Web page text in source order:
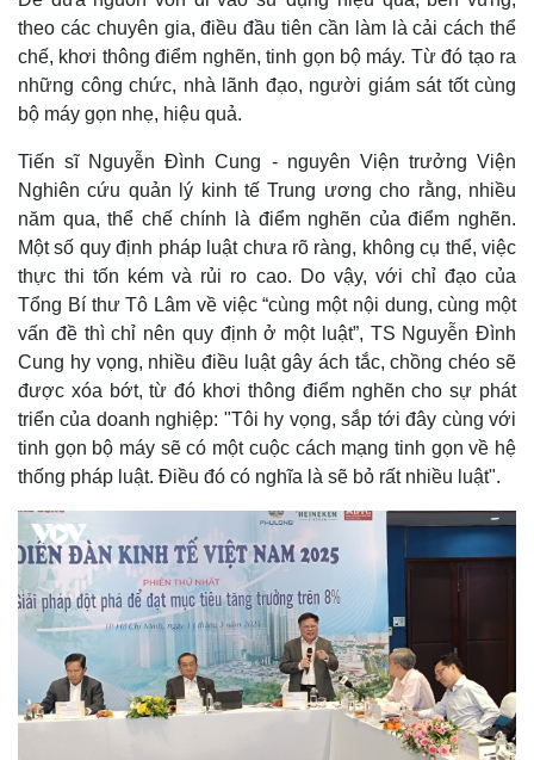
Pháp luật
Quân sự - Quốc phòng
theo các chuyên gia, điều đầu tiên cần làm là cải cách thể
chế, khơi thông điểm nghẽn, tinh gọn bộ máy. Từ đó tạo ra
những công chức, nhà lãnh đạo, người giám sát tốt cùng
bộ máy gọn nhẹ, hiệu quả.
Tiến sĩ Nguyễn Đình Cung - nguyên Viện trưởng Viện
Nghiên cứu quản lý kinh tế Trung ương cho rằng, nhiều
năm qua, thể chế chính là điểm nghẽn của điểm nghẽn.
Một số quy định pháp luật chưa rõ ràng, không cụ thể, việc
thực thi tốn kém và rủi ro cao. Do vậy, với chỉ đạo của
Tổng Bí thư Tô Lâm về việc “cùng một nội dung, cùng một
vấn đề thì chỉ nên quy định ở một luật”, TS Nguyễn Đình
Cung hy vọng, nhiều điều luật gây ách tắc, chồng chéo sẽ
được xóa bớt, từ đó khơi thông điểm nghẽn cho sự phát
triển của doanh nghiệp: "Tôi hy vọng, sắp tới đây cùng với
tinh gọn bộ máy sẽ có một cuộc cách mạng tinh gọn về hệ
thống pháp luật. Điều đó có nghĩa là sẽ bỏ rất nhiều luật".